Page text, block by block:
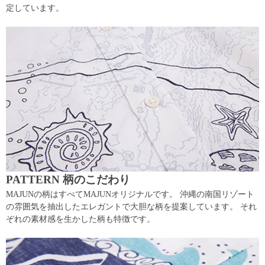
定しています。
PATTERN 柄のこだわり
MAJUNの柄はすべてMAJUNオリジナルです。 沖縄の南国リゾート
の雰囲気を抽出したエレガントで大胆な柄を提案しています。 それ
ぞれの素材感を生かした柄も特徴です。